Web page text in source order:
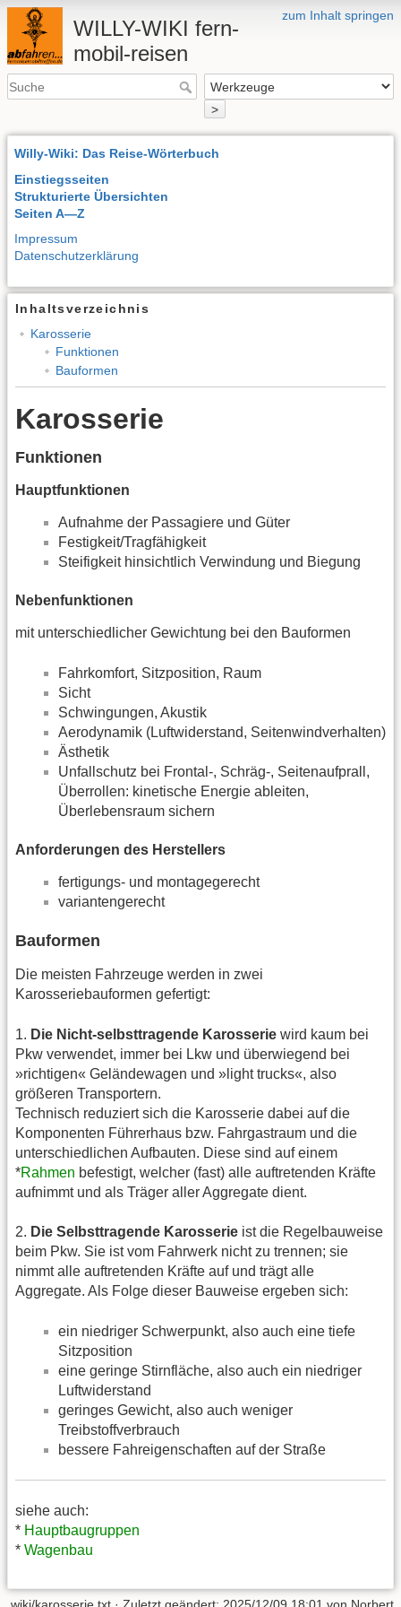
zum Inhalt springen
WILLY-WIKI fern-
mobil-reisen
>
Willy-Wiki: Das Reise-Wörterbuch
Einstiegsseiten
Strukturierte Übersichten
Seiten A—Z
Impressum
Datenschutzerklärung
Inhaltsverzeichnis
Karosserie
Funktionen
Bauformen
Karosserie
Funktionen
Hauptfunktionen
Aufnahme der Passagiere und Güter
Festigkeit/Tragfähigkeit
Steifigkeit hinsichtlich Verwindung und Biegung
Nebenfunktionen
mit unterschiedlicher Gewichtung bei den Bauformen
Fahrkomfort, Sitzposition, Raum
Sicht
Schwingungen, Akustik
Aerodynamik (Luftwiderstand, Seitenwindverhalten)
Ästhetik
Unfallschutz bei Frontal-, Schräg-, Seitenaufprall,
Überrollen: kinetische Energie ableiten,
Überlebensraum sichern
Anforderungen des Herstellers
fertigungs- und montagegerecht
variantengerecht
Bauformen
Die meisten Fahrzeuge werden in zwei
Karosseriebauformen gefertigt:
1. Die Nicht-selbsttragende Karosserie wird kaum bei
Pkw verwendet, immer bei Lkw und überwiegend bei
»richtigen« Geländewagen und »light trucks«, also
größeren Transportern.
Technisch reduziert sich die Karosserie dabei auf die
Komponenten Führerhaus bzw. Fahrgastraum und die
unterschiedlichen Aufbauten. Diese sind auf einem
*Rahmen befestigt, welcher (fast) alle auftretenden Kräfte
aufnimmt und als Träger aller Aggregate dient.
2. Die Selbsttragende Karosserie ist die Regelbauweise
beim Pkw. Sie ist vom Fahrwerk nicht zu trennen; sie
nimmt alle auftretenden Kräfte auf und trägt alle
Aggregate. Als Folge dieser Bauweise ergeben sich:
ein niedriger Schwerpunkt, also auch eine tiefe
Sitzposition
eine geringe Stirnfläche, also auch ein niedriger
Luftwiderstand
geringes Gewicht, also auch weniger
Treibstoffverbrauch
bessere Fahreigenschaften auf der Straße
siehe auch:
* Hauptbaugruppen
* Wagenbau
wiki/karosserie.txt · Zuletzt geändert: 2025/12/09 18:01 von Norbert